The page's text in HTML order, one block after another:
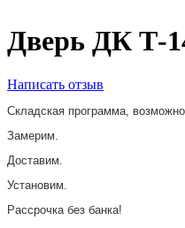
Дверь ДК Т-
Написать отзыв
Складская программа,
Замерим.
Доставим.
Установим.
Рассрочка без банка!